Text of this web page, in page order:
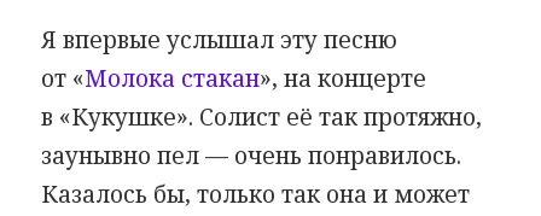
Я впервые услышал эту песню
от «Молока стакан», на концерте
в «Кукушке». Солист её так протяжно,
заунывно пел — очень понравилось.
Казалось бы, только так она и может